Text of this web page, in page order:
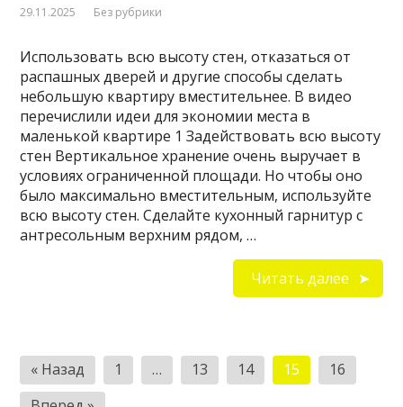
29.11.2025 Без рубрики
Использовать всю высоту стен, отказаться от
распашных дверей и другие способы сделать
небольшую квартиру вместительнее. В видео
перечислили идеи для экономии места в
маленькой квартире 1 Задействовать всю высоту
стен Вертикальное хранение очень выручает в
условиях ограниченной площади. Но чтобы оно
было максимально вместительным, используйте
всю высоту стен. Сделайте кухонный гарнитур с
антресольным верхним рядом, …
Читать далее
Пагинация
записей
« Назад 1 … 13 14 15
16